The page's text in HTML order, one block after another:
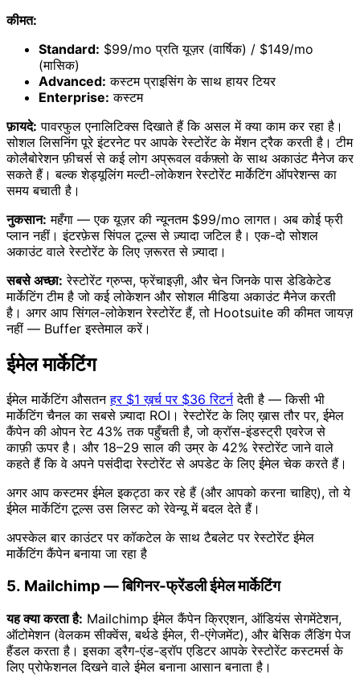
कीमत:
Standard: $99/mo प्रति यूज़र (वार्षिक) / $149/mo
(मासिक)
Advanced: कस्टम प्राइसिंग के साथ हायर टियर
Enterprise: कस्टम
फ़ायदे: पावरफुल एनालिटिक्स दिखाते हैं कि असल में क्या काम कर रहा है।
सोशल लिसनिंग पूरे इंटरनेट पर आपके रेस्टोरेंट के मेंशन ट्रैक करती है। टीम
कोलैबोरेशन फ़ीचर्स से कई लोग अप्रूवल वर्कफ़्लो के साथ अकाउंट मैनेज कर
सकते हैं। बल्क शेड्यूलिंग मल्टी-लोकेशन रेस्टोरेंट मार्केटिंग ऑपरेशन्स का
समय बचाती है।
नुकसान: महँगा — एक यूज़र की न्यूनतम $99/mo लागत। अब कोई फ्री
प्लान नहीं। इंटरफ़ेस सिंपल टूल्स से ज़्यादा जटिल है। एक-दो सोशल
अकाउंट वाले रेस्टोरेंट के लिए ज़रूरत से ज़्यादा।
सबसे अच्छा: रेस्टोरेंट ग्रुप्स, फ्रेंचाइज़ी, और चेन जिनके पास डेडिकेटेड
मार्केटिंग टीम है जो कई लोकेशन और सोशल मीडिया अकाउंट मैनेज करती
है। अगर आप सिंगल-लोकेशन रेस्टोरेंट हैं, तो Hootsuite की कीमत जायज़
नहीं — Buffer इस्तेमाल करें।
ईमेल मार्केटिंग
ईमेल मार्केटिंग औसतनहर $1 ख़र्च पर $36 रिटर्नदेती है — किसी भी
मार्केटिंग चैनल का सबसे ज़्यादा ROI। रेस्टोरेंट के लिए ख़ास तौर पर, ईमेल
कैंपेन की ओपन रेट 43% तक पहुँचती है, जो क्रॉस-इंडस्ट्री एवरेज से
काफ़ी ऊपर है। और 18–29 साल की उम्र के 42% रेस्टोरेंट जाने वाले
कहते हैं कि वे अपने पसंदीदा रेस्टोरेंट से अपडेट के लिए ईमेल चेक करते हैं।
अगर आप कस्टमर ईमेल इकट्ठा कर रहे हैं (और आपको करना चाहिए), तो ये
ईमेल मार्केटिंग टूल्स उस लिस्ट को रेवेन्यू में बदल देते हैं।
अपस्केल बार काउंटर पर कॉकटेल के साथ टैबलेट पर रेस्टोरेंट ईमेल
मार्केटिंग कैंपेन बनाया जा रहा है
5. Mailchimp — बिगिनर-फ्रेंडली ईमेल मार्केटिंग
यह क्या करता है: Mailchimp ईमेल कैंपेन क्रिएशन, ऑडियंस सेगमेंटेशन,
ऑटोमेशन (वेलकम सीक्वेंस, बर्थडे ईमेल, री-एंगेजमेंट), और बेसिक लैंडिंग पेज
हैंडल करता है। इसका ड्रैग-एंड-ड्रॉप एडिटर आपके रेस्टोरेंट कस्टमर्स के
लिए प्रोफेशनल दिखने वाले ईमेल बनाना आसान बनाता है।